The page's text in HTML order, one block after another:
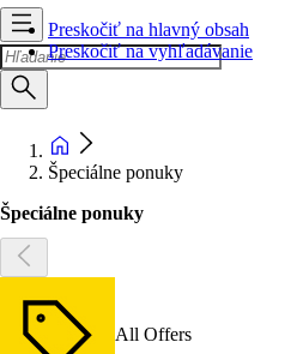
Preskočiť na hlavný obsah
Preskočiť na vyhľadávanie
Špeciálne ponuky
Špeciálne ponuky
All Offers